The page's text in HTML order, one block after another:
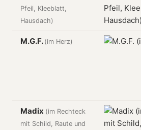
Pfeil, Kleeblatt,
Hausdach)
M.G.F. (im Herz)
Madix (im Rechteck
mit Schild, Raute und